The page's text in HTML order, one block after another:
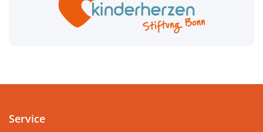
Service